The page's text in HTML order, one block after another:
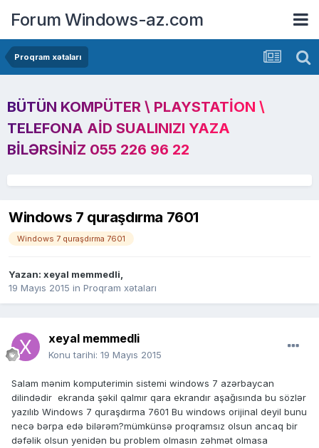
Forum Windows-az.com
Proqram xətaları
BÜTÜN KOMPÜTER \ PLAYSTATION \
TELEFONA AID SUALINIZI YAZA
BILƏRSINIZ 055 226 96 22
Windows 7 quraşdırma 7601
Windows 7 quraşdırma 7601
Yazan: xeyal memmedli,
19 Mayıs 2015 in Proqram xətaları
xeyal memmedli
Konu tarihi: 19 Mayıs 2015
Salam mənim komputerimin sistemi windows 7 azərbaycan
dilindədir ekranda şəkil qalmır qara ekrandır aşağısında bu sözlər
yazılıb Windows 7 quraşdırma 7601 Bu windows orijinal deyil bunu
necə bərpa edə bilərəm?mümkünsə proqramsız olsun ancaq bir
dəfəlik olsun yenidən bu problem olmasın zəhmət olmasa